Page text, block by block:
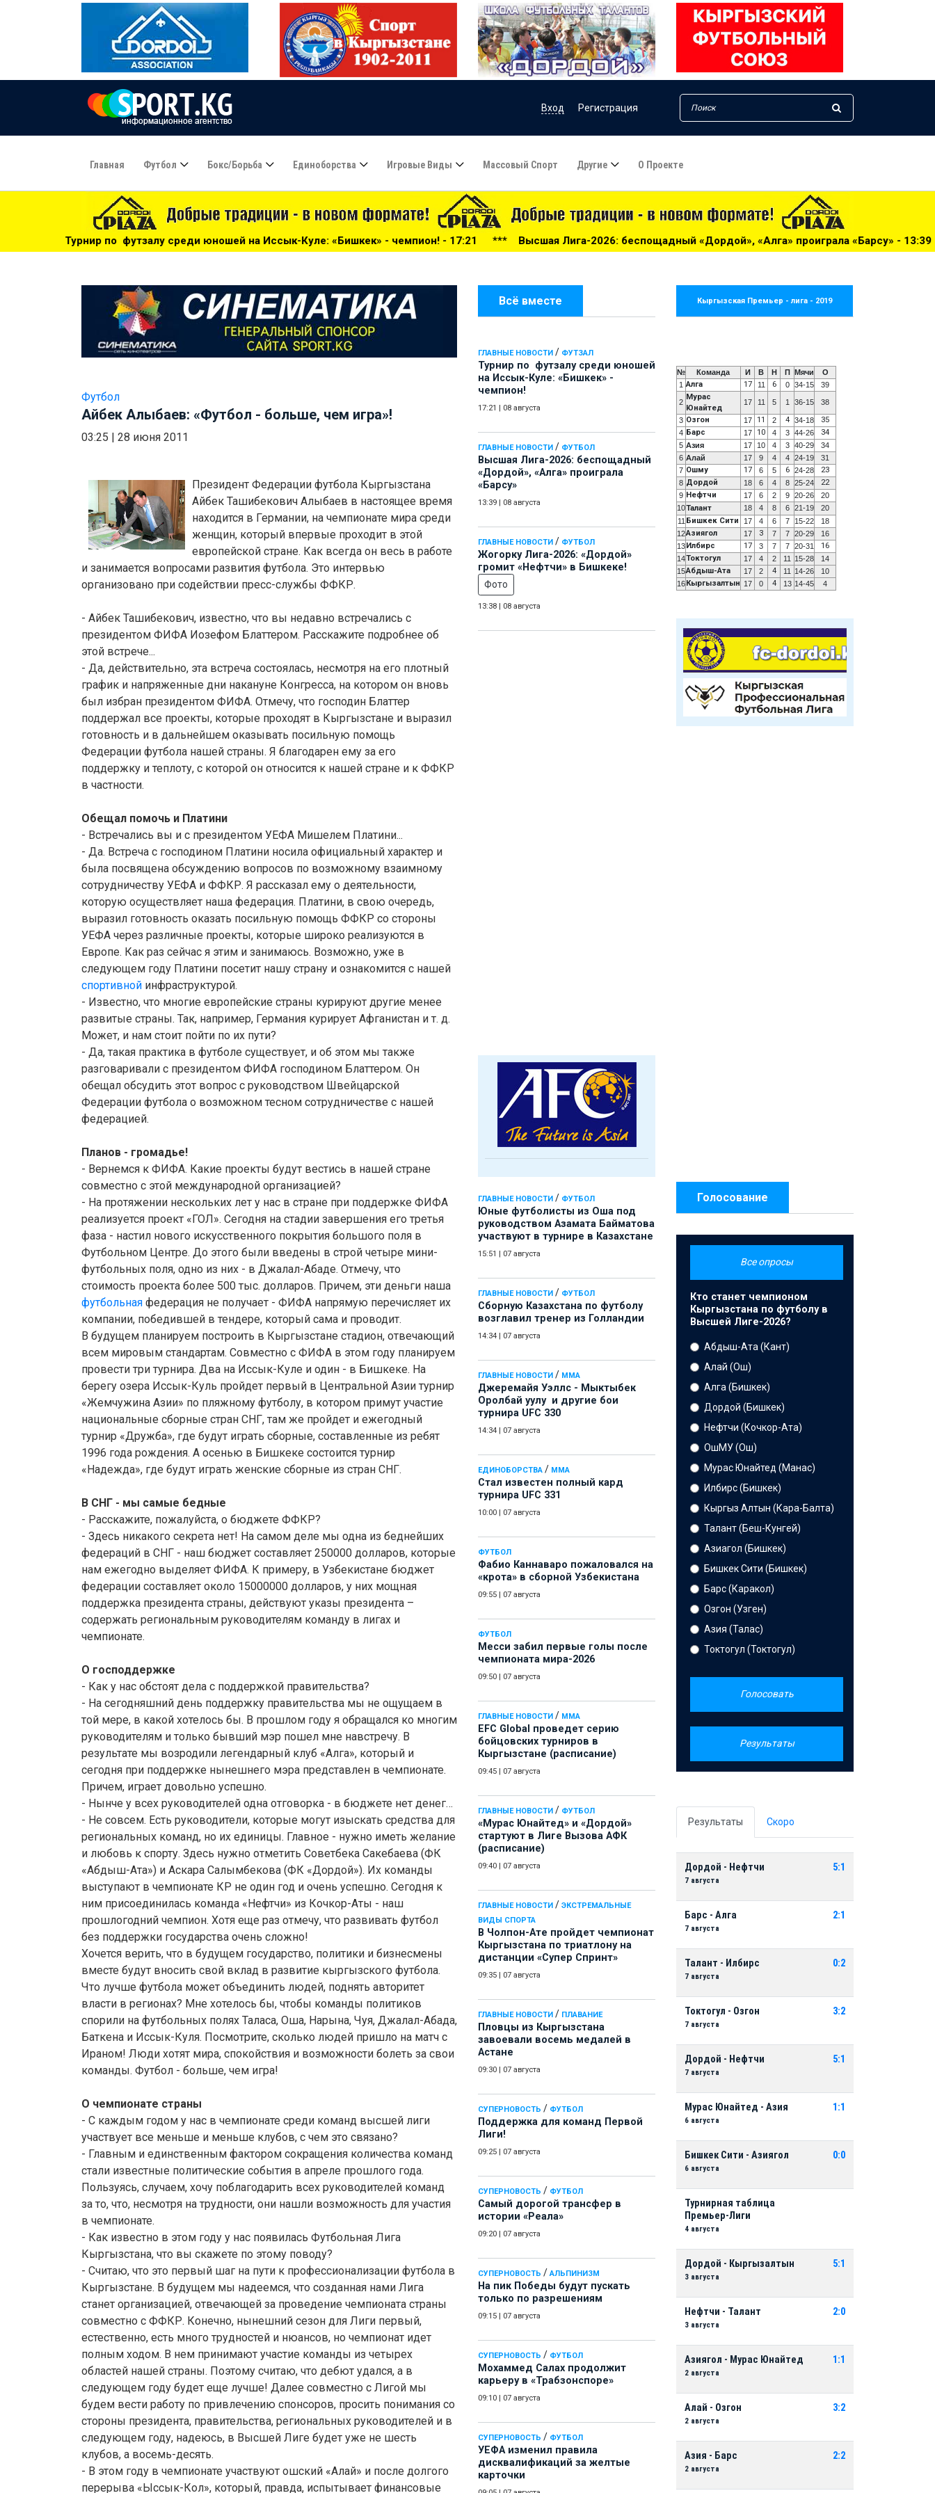
Вход Регистрация
Главная Футбол Бокс/борьба Единоборства Игровые Виды Массовый Спорт Другие О Проекте
среди юношей на Иссык-Куле: «Бишкек» - чемпион! - 17:21 *** Высшая Лига-2026: беспощадный «Дордой», «Алга» проиграла «Барсу» - 13:39 ***Жогорку Лига-
Всё вместе
ГЛАВНЫЕ НОВОСТИ / ФУТЗАЛ
Турнир по футзалу среди юношей
на Иссык-Куле: «Бишкек» -
чемпион!
17:21 08 августа
ГЛАВНЫЕ НОВОСТИ / ФУТБОЛ
Высшая Лига-2026: беспощадный
«Дордой», «Алга» проиграла
«Барсу»
13:39 08 августа
ГЛАВНЫЕ НОВОСТИ / ФУТБОЛ
Жогорку Лига-2026: «Дордой»
громит «Нефтчи» в Бишкеке!
Фото
13:38 08 августа
ГЛАВНЫЕ НОВОСТИ / ФУТБОЛ
Юные футболисты из Оша под
руководством Азамата Байматова
участвуют в турнире в Казахстане
15:51 07 августа
ГЛАВНЫЕ НОВОСТИ / ФУТБОЛ
Сборную Казахстана по футболу
возглавил тренер из Голландии
14:34 07 августа
ГЛАВНЫЕ НОВОСТИ / ММА
Джеремайя Уэллс - Мыктыбек
Оролбай уулу и другие бои
турнира UFC 330
14:34 07 августа
ЕДИНОБОРСТВА / ММА
Стал известен полный кард
турнира UFC 331
10:00 07 августа
ФУТБОЛ
Фабио Каннаваро пожаловался на
«крота» в сборной Узбекистана
09:55 07 августа
ФУТБОЛ
Месси забил первые голы после
чемпионата мира-2026
09:50 07 августа
ГЛАВНЫЕ НОВОСТИ / ММА
EFC Global проведет серию
бойцовских турниров в
Кыргызстане (расписание)
09:45 07 августа
ГЛАВНЫЕ НОВОСТИ / ФУТБОЛ
«Мурас Юнайтед» и «Дордой»
стартуют в Лиге Вызова АФК
(расписание)
09:40 07 августа
ГЛАВНЫЕ НОВОСТИ / ЭКСТРЕМАЛЬНЫЕ
ВИДЫ СПОРТА
В Чолпон-Ате пройдет чемпионат
Кыргызстана по триатлону на
дистанции «Супер Спринт»
09:35 07 августа
ГЛАВНЫЕ НОВОСТИ / ПЛАВАНИЕ
Пловцы из Кыргызстана
завоевали восемь медалей в
Астане
09:30 07 августа
СУПЕРНОВОСТЬ / ФУТБОЛ
Поддержка для команд Первой
Лиги!
09:25 07 августа
СУПЕРНОВОСТЬ / ФУТБОЛ
Самый дорогой трансфер в
истории «Реала»
09:20 07 августа
СУПЕРНОВОСТЬ / АЛЬПИНИЗМ
На пик Победы будут пускать
только по разрешениям
09:15 07 августа
СУПЕРНОВОСТЬ / ФУТБОЛ
Мохаммед Салах продолжит
карьеру в «Трабзонспоре»
09:10 07 августа
СУПЕРНОВОСТЬ / ФУТБОЛ
УЕФА изменил правила
дисквалификаций за желтые
карточки
Футбол
Айбек Алыбаев: «Футбол - больше, чем игра»!
03:25 28 июня 2011
Президент Федерации футбола Кыргызстана
Айбек Ташибекович Алыбаев в настоящее время
находится в Германии, на чемпионате мира среди
женщин, который впервые проходит в этой
европейской стране. Как всегда он весь в работе
и занимается вопросами развития футбола. Это интервью
организовано при содействии пресс-службы ФФКР.
- Айбек Ташибекович, известно, что вы недавно встречались с
президентом ФИФА Иозефом Блаттером. Расскажите подробнее об
этой встрече...
- Да, действительно, эта встреча состоялась, несмотря на его плотный
график и напряженные дни накануне Конгресса, на котором он вновь
был избран президентом ФИФА. Отмечу, что господин Блаттер
поддержал все проекты, которые проходят в Кыргызстане и выразил
готовность и в дальнейшем оказывать посильную помощь
Федерации футбола нашей страны. Я благодарен ему за его
поддержку и теплоту, с которой он относится к нашей стране и к ФФКР
в частности.
Обещал помочь и Платини
- Встречались вы и с президентом УЕФА Мишелем Платини...
- Да. Встреча с господином Платини носила официальный характер и
была посвящена обсуждению вопросов по возможному взаимному
сотрудничеству УЕФА и ФФКР. Я рассказал ему о деятельности,
которую осуществляет наша федерация. Платини, в свою очередь,
выразил готовность оказать посильную помощь ФФКР со стороны
УЕФА через различные проекты, которые широко реализуются в
Европе. Как раз сейчас я этим и занимаюсь. Возможно, уже в
следующем году Платини посетит нашу страну и ознакомится с нашей
спортивной инфраструктурой.
- Известно, что многие европейские страны курируют другие менее
развитые страны. Так, например, Германия курирует Афганистан и т. д.
Может, и нам стоит пойти по их пути?
- Да, такая практика в футболе существует, и об этом мы также
разговаривали с президентом ФИФА господином Блаттером. Он
обещал обсудить этот вопрос с руководством Швейцарской
Федерации футбола о возможном тесном сотрудничестве с нашей
федерацией.
Планов - громадье!
- Вернемся к ФИФА. Какие проекты будут вестись в нашей стране
совместно с этой международной организацией?
- На протяжении нескольких лет у нас в стране при поддержке ФИФА
реализуется проект «ГОЛ». Сегодня на стадии завершения его третья
фаза - настил нового искусственного покрытия большого поля в
Футбольном Центре. До этого были введены в строй четыре мини-
футбольных поля, одно из них - в Джалал-Абаде. Отмечу, что
стоимость проекта более 500 тыс. долларов. Причем, эти деньги наша
футбольная федерация не получает - ФИФА напрямую перечисляет их
компании, победившей в тендере, который сама и проводит.
В будущем планируем построить в Кыргызстане стадион, отвечающий
всем мировым стандартам. Совместно с ФИФА в этом году планируем
провести три турнира. Два на Иссык-Куле и один - в Бишкеке. На
берегу озера Иссык-Куль пройдет первый в Центральной Азии турнир
«Жемчужина Азии» по пляжному футболу, в котором примут участие
национальные сборные стран СНГ, там же пройдет и ежегодный
турнир «Дружба», где будут играть сборные, составленные из ребят
1996 года рождения. А осенью в Бишкеке состоится турнир
«Надежда», где будут играть женские сборные из стран СНГ.
В СНГ - мы самые бедные
- Расскажите, пожалуйста, о бюджете ФФКР?
- Здесь никакого секрета нет! На самом деле мы одна из беднейших
федераций в СНГ - наш бюджет составляет 250000 долларов, которые
нам ежегодно выделяет ФИФА. К примеру, в Узбекистане бюджет
федерации составляет около 15000000 долларов, у них мощная
поддержка президента страны, действуют указы президента –
содержать региональным руководителям команду в лигах и
чемпионате.
О господдержке
- Как у нас обстоят дела с поддержкой правительства?
- На сегодняшний день поддержку правительства мы не ощущаем в
той мере, в какой хотелось бы. В прошлом году я обращался ко многим
руководителям и только бывший мэр пошел мне навстречу. В
результате мы возродили легендарный клуб «Алга», который и
сегодня при поддержке нынешнего мэра представлен в чемпионате.
Причем, играет довольно успешно.
- Нынче у всех руководителей одна отговорка - в бюджете нет денег…
- Не совсем. Есть руководители, которые могут изыскать средства для
региональных команд, но их единицы. Главное - нужно иметь желание
и любовь к спорту. Здесь нужно отметить Советбека Сакебаева (ФК
«Абдыш-Ата») и Аскара Салымбекова (ФК «Дордой»). Их команды
выступают в чемпионате КР не один год и очень успешно. Сегодня к
ним присоединилась команда «Нефтчи» из Кочкор-Аты - наш
прошлогодний чемпион. Хотя еще раз отмечу, что развивать футбол
без поддержки государства очень сложно!
Хочется верить, что в будущем государство, политики и бизнесмены
вместе будут вносить свой вклад в развитие кыргызского футбола.
Что лучше футбола может объединить людей, поднять авторитет
власти в регионах? Мне хотелось бы, чтобы команды политиков
спорили на футбольных полях Таласа, Оша, Нарына, Чуя, Джалал-Абада,
Баткена и Иссык-Куля. Посмотрите, сколько людей пришло на матч с
Ираном! Люди хотят мира, спокойствия и возможности болеть за свои
команды. Футбол - больше, чем игра!
О чемпионате страны
- С каждым годом у нас в чемпионате среди команд высшей лиги
участвует все меньше и меньше клубов, с чем это связано?
- Главным и единственным фактором сокращения количества команд
стали известные политические события в апреле прошлого года.
Пользуясь, случаем, хочу поблагодарить всех руководителей команд
за то, что, несмотря на трудности, они нашли возможность для участия
в чемпионате.
- Как известно в этом году у нас появилась Футбольная Лига
Кыргызстана, что вы скажете по этому поводу?
- Считаю, что это первый шаг на пути к профессионализации футбола в
Кыргызстане. В будущем мы надеемся, что созданная нами Лига
станет организацией, отвечающей за проведение чемпионата страны
совместно с ФФКР. Конечно, нынешний сезон для Лиги первый,
естественно, есть много трудностей и нюансов, но чемпионат идет
полным ходом. В нем принимают участие команды из четырех
областей нашей страны. Поэтому считаю, что дебют удался, а в
следующем году будет еще лучше! Далее совместно с Лигой мы
будем вести работу по привлечению спонсоров, просить понимания со
стороны президента, правительства, региональных руководителей и в
следующем году, надеюсь, в Высшей Лиге будет уже не шесть
клубов, а восемь-десять.
- В этом году в чемпионате участвуют ошский «Алай» и после долгого
перерыва «Ыссык-Кол», который, правда, испытывает финансовые
Кыргызская Премьер - лига - 2019
№ Команда И В Н П Мячи
О
1 Алга 17 11 6 0 34-15 39
2
Мурас
Юнайтед
17 11 5 1 36-15 38
3 Озгон 17 11 2 4 34-18 35
4 Барс 17 10 4 3 44-26 34
5 Азия 17 10 4 3 40-29
34
6 Алай 17 9 4 4 24-19
31
7 Ошму 17 6 5 6 24-28 23
8 Дордой 18 6 4 8 25-24 22
9 Нефтчи 17 6 2 9 20-26
20
10Талант 18 4 8 6 21-19
20
11 Бишкек Сити 17 4 6 7 15-22
18
12Азиягол 17 3 7 7 20-29
16
13 Илбирс 17 3 7 7 20-31 16
14Токтогул 17 4 2 11 15-28
14
15Абдыш-Ата 17 2 4 11 14-26
10
16 Кыргызалтын 17 0 4 13 14-45 4
Голосование
Все опросы
Кто станет чемпионом
Кыргызстана по футболу в
Высшей Лиге-2026?
Абдыш-Ата (Кант)
Алай (Ош)
Алга (Бишкек)
Дордой (Бишкек)
Нефтчи (Кочкор-Ата)
ОшМУ (Ош)
Мурас Юнайтед (Манас)
Илбирс (Бишкек)
Кыргыз Алтын (Кара-Балта)
Талант (Беш-Кунгей)
Азиагол (Бишкек)
Бишкек Сити (Бишкек)
Барс (Каракол)
Озгон (Узген)
Азия (Талас)
Токтогул (Токтогул)
Голосовать
Результаты
Результаты Скоро
Дордой - Нефтчи
7 августа
5:1
Барс - Алга
7 августа
2:1
Талант - Илбирс
7 августа
0:2
Токтогул - Озгон
7 августа
3:2
Дордой - Нефтчи
7 августа
5:1
Мурас Юнайтед - Азия
6 августа
1:1
Бишкек Сити - Азиягол
6 августа
0:0
Турнирная таблица
Премьер-Лиги
4 августа
Дордой - Кыргызалтын
3 августа
5:1
Нефтчи - Талант
3 августа
2:0
Азиягол - Мурас Юнайтед
2 августа
1:1
Алай - Озгон
2 августа
3:2
Азия - Барс
2 августа
2:2